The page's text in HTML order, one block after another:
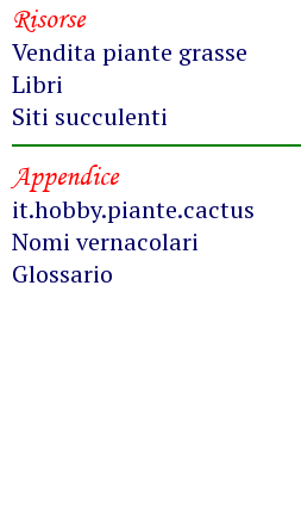
Risorse
Vendita piante grasse
Libri
Siti succulenti
Appendice
it.hobby.piante.cactus
Nomi vernacolari
Glossario